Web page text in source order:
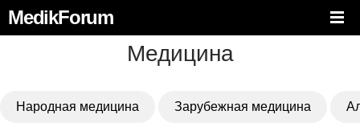
MedikForum
Медицина
Народная медицина Зарубежная медицина